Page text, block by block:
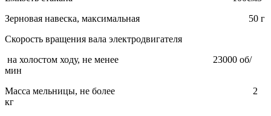
Зерновая навеска, максимальная 50 г
Скорость вращения вала электродвигателя
на холостом ходу, не менее 23000 об/
мин
Масса мельницы, не более 2
кг